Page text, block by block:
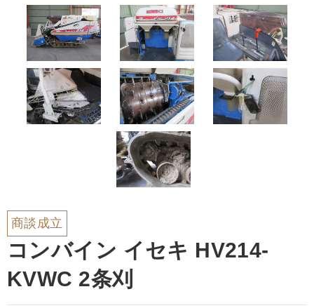
商談成立
コンバイン イセキ HV214-
KVWC 2条刈